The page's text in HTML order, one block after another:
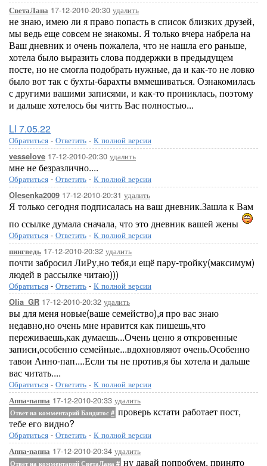
СветаЛана 17-12-2010-20:30 удалить
не знаю, имею ли я право попасть в список близких друзей,
мы ведь еще совсем не знакомы. Я только вчера набрела на
Ваш дневник и очень пожалела, что не нашла его раньше,
хотела было выразить слова поддержки в предыдущем
посте, но не смогла подобрать нужные, да и как-то не ловко
было вот так с бухты-барахты вммешиваться. Ознакомилась
с другими вашими записями, и как-то прониклась, поэтому
и дальше хотелось бы читть Вас полностью...
LI 7.05.22
Обратиться - Ответить - К полной версии
vesselove 17-12-2010-20:30 удалить
мне не безразлично....
Обратиться - Ответить - К полной версии
Olesenka2009 17-12-2010-20:31 удалить
Я только сегодня подписалась на ваш дневник.Зашла к Вам
по ссылке думала сначала, что это дневник вашей жены
Обратиться - Ответить - К полной версии
пингведь 17-12-2010-20:32 удалить
почти забросил ЛиРу,но тебя,и ещё пару-тройку(максимум)
людей в рассылке читаю)))
Обратиться - Ответить - К полной версии
Olia_GR 17-12-2010-20:32 удалить
вы для меня новые(ваше семейство),я про вас знаю
недавно,но очень мне нравится как пишешь,что
переживаешь,как думаешь...Очень ценю я откровенные
записи,особенно семейные...вдохновляют очень.Особенно
тавои Анно-пап....Если ты не против,я бы хотела и дальше
вас читать....
Обратиться - Ответить - К полной версии
Аппа-паппа 17-12-2010-20:33 удалить
Ответ на комментарий Бандитос # проверь кстати работает пост,
тебе его видно?
Обратиться - Ответить - К полной версии
Аппа-паппа 17-12-2010-20:34 удалить
Ответ на комментарий СветаЛана # ну давай попробуем, принято